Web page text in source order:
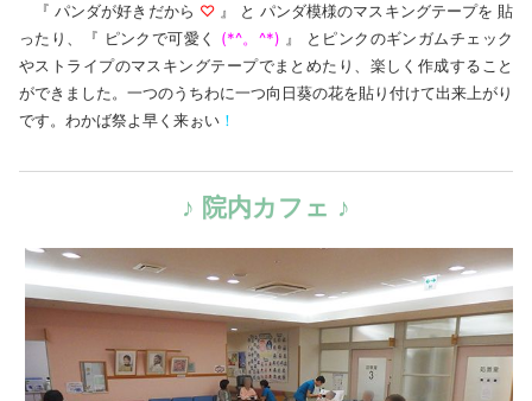
『 パンダが好きだから ♡』 と パンダ模様のマスキングテープを 貼
ったり、『 ピンクで可愛く (*^。^*) 』 とピンクのギンガムチェック
やストライプのマスキングテープでまとめたり、楽しく作成すること
ができました。一つのうちわに一つ向日葵の花を貼り付けて出来上がり
です。わかば祭よ早く来ぉい ！
♪ 院内カフェ ♪